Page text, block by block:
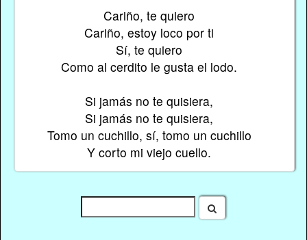
Cariño, te quiero
Cariño, estoy loco por ti
Sí, te quiero
Como al cerdito le gusta el lodo.
Si jamás no te quisiera,
Si jamás no te quisiera,
Tomo un cuchillo, sí, tomo un cuchillo
Y corto mi viejo cuello.